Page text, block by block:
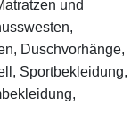
und
Duschvorhänge,
Sportbekleidung,